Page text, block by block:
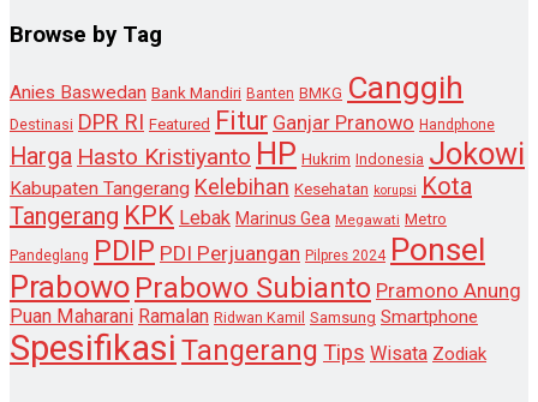
Browse by Tag
Anies Baswedan Bank Mandiri Banten BMKG Canggih
Destinasi DPR RI Featured Fitur Ganjar Pranowo Handphone
Harga Hasto Kristiyanto HP Hukrim Indonesia Jokowi
Kabupaten Tangerang Kelebihan Kesehatan korupsi Kota
Tangerang KPK Lebak Marinus Gea Megawati Metro
Pandeglang PDIP PDI Perjuangan Pilpres 2024 Ponsel
Prabowo Prabowo Subianto Pramono Anung
Puan Maharani Ramalan Ridwan Kamil Samsung Smartphone
Spesifikasi Tangerang Tips Wisata Zodiak